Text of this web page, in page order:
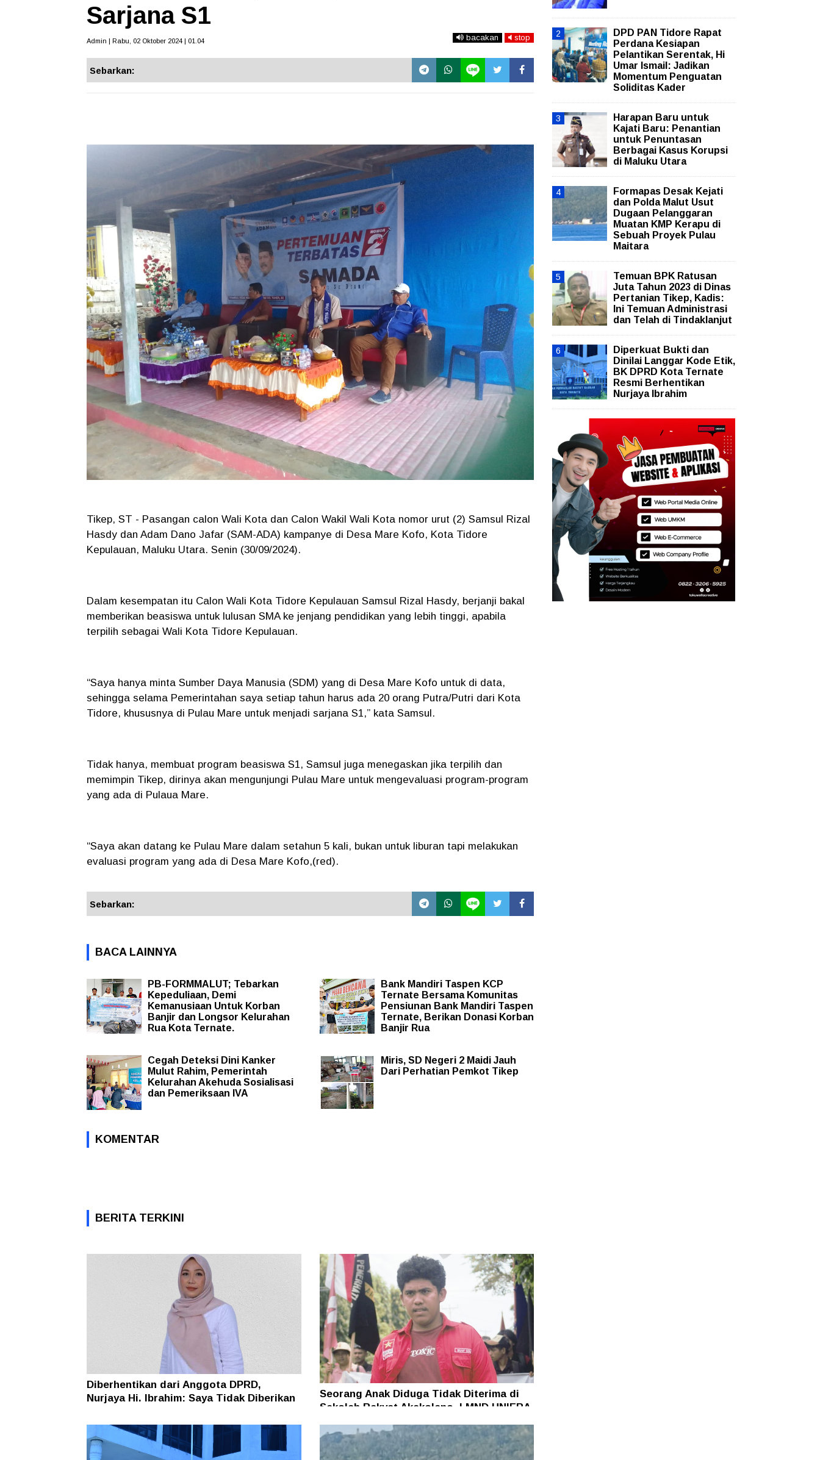
Sarjana S1
Admin | Rabu, 02 Oktober 2024 | 01.04 bacakan stop
Sebarkan:
Tikep, ST - Pasangan calon Wali Kota dan Calon Wakil Wali Kota nomor urut (2) Samsul Rizal
Hasdy dan Adam Dano Jafar (SAM-ADA) kampanye di Desa Mare Kofo, Kota Tidore
Kepulauan, Maluku Utara. Senin (30/09/2024).
Dalam kesempatan itu Calon Wali Kota Tidore Kepulauan Samsul Rizal Hasdy, berjanji bakal
memberikan beasiswa untuk lulusan SMA ke jenjang pendidikan yang lebih tinggi, apabila
terpilih sebagai Wali Kota Tidore Kepulauan.
“Saya hanya minta Sumber Daya Manusia (SDM) yang di Desa Mare Kofo untuk di data,
sehingga selama Pemerintahan saya setiap tahun harus ada 20 orang Putra/Putri dari Kota
Tidore, khususnya di Pulau Mare untuk menjadi sarjana S1,” kata Samsul.
Tidak hanya, membuat program beasiswa S1, Samsul juga menegaskan jika terpilih dan
memimpin Tikep, dirinya akan mengunjungi Pulau Mare untuk mengevaluasi program-program
yang ada di Pulaua Mare.
“Saya akan datang ke Pulau Mare dalam setahun 5 kali, bukan untuk liburan tapi melakukan
evaluasi program yang ada di Desa Mare Kofo,(red).
Sebarkan:
BACA LAINNYA
PB-FORMMALUT; Tebarkan
Kepeduliaan, Demi
Kemanusiaan Untuk Korban
Banjir dan Longsor Kelurahan
Rua Kota Ternate.
Bank Mandiri Taspen KCP
Ternate Bersama Komunitas
Pensiunan Bank Mandiri Taspen
Ternate, Berikan Donasi Korban
Banjir Rua
Cegah Deteksi Dini Kanker
Mulut Rahim, Pemerintah
Kelurahan Akehuda Sosialisasi
dan Pemeriksaan IVA
Miris, SD Negeri 2 Maidi Jauh
Dari Perhatian Pemkot Tikep
KOMENTAR
BERITA TERKINI
Diberhentikan dari Anggota DPRD,
Nurjaya Hi. Ibrahim: Saya Tidak Diberikan
Kembali ke BK
Seorang Anak Diduga Tidak Diterima di
Sekolah Rakyat Akekolano, LMND UNIERA
Menyeluruh
DPD PAN Tidore Rapat
Perdana Kesiapan
Pelantikan Serentak, Hi
Umar Ismail: Jadikan
Momentum Penguatan
Soliditas Kader
Harapan Baru untuk
Kajati Baru: Penantian
untuk Penuntasan
Berbagai Kasus Korupsi
di Maluku Utara
Formapas Desak Kejati
dan Polda Malut Usut
Dugaan Pelanggaran
Muatan KMP Kerapu di
Sebuah Proyek Pulau
Maitara
Temuan BPK Ratusan
Juta Tahun 2023 di Dinas
Pertanian Tikep, Kadis:
Ini Temuan Administrasi
dan Telah di Tindaklanjut
Diperkuat Bukti dan
Dinilai Langgar Kode Etik,
BK DPRD Kota Ternate
Resmi Berhentikan
Nurjaya Ibrahim